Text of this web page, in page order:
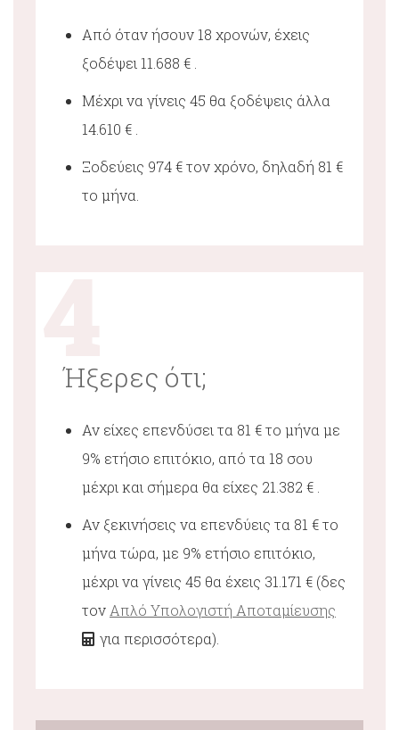
Από όταν ήσουν 18 χρονών, έχεις
ξοδέψει 11.688 € .
Μέχρι να γίνεις 45 θα ξοδέψεις άλλα
14.610 € .
Ξοδεύεις 974 € τον χρόνο, δηλαδή 81 €
το μήνα.
Ήξερες ότι;
Αν είχες επενδύσει τα 81 € το μήνα με
9% ετήσιο επιτόκιο, από τα 18 σου
μέχρι και σήμερα θα είχες 21.382 € .
Αν ξεκινήσεις να επενδύεις τα 81 € το
μήνα τώρα, με 9% ετήσιο επιτόκιο,
μέχρι να γίνεις 45 θα έχεις 31.171 € (δες
τον Απλό Υπολογιστή Αποταμίευσης
για περισσότερα).